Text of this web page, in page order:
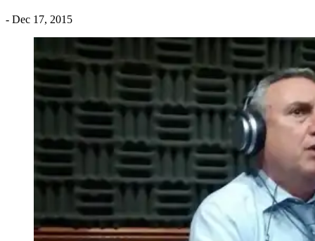
- Dec 17, 2015